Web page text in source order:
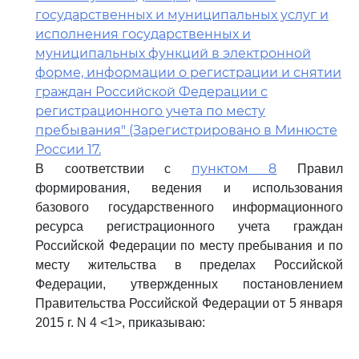
государственных и муниципальных услуг и
исполнения государственных и
муниципальных функций в электронной
форме, информации о регистрации и снятии
граждан Российской Федерации с
регистрационного учета по месту
пребывания" (Зарегистрировано в Минюсте
России 17.
В соответствии с пунктом 8 Правил
формирования, ведения и использования
базового государственного информационного
ресурса регистрационного учета граждан
Российской Федерации по месту пребывания и по
месту жительства в пределах Российской
Федерации, утвержденных постановлением
Правительства Российской Федерации от 5 января
2015 г. N 4 <1>, приказываю: